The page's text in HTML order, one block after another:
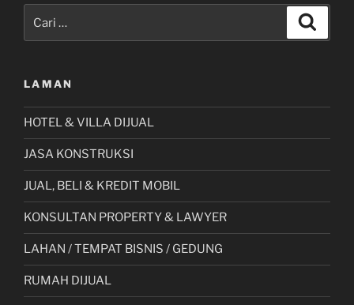
untuk:
LAMAN
HOTEL & VILLA DIJUAL
JASA KONSTRUKSI
JUAL, BELI & KREDIT MOBIL
KONSULTAN PROPERTY & LAWYER
LAHAN / TEMPAT BISNIS / GEDUNG
RUMAH DIJUAL